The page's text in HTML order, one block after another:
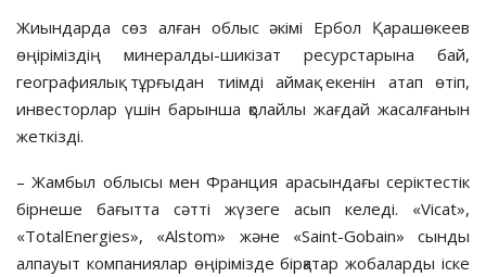
Жиындарда сөз алған облыс әкімі Ербол Қарашөкеев
өңіріміздің минералды-шикізат ресурстарына бай,
географиялық тұрғыдан тиімді аймақ екенін атап өтіп,
инвесторлар үшін барынша қолайлы жағдай жасалғанын
жеткізді.
– Жамбыл облысы мен Франция арасындағы серіктестік
бірнеше бағытта сәтті жүзеге асып келеді. «Vicat»,
«TotalEnergies», «Alstom» және «Saint-Gobain» сынды
алпауыт компаниялар өңірімізде бірқатар жобаларды іске